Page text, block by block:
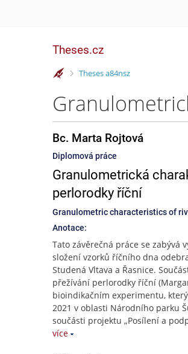
Theses.cz
>
Theses a84nsz
Bc. Marta Rojtová
Diplomová práce
Granulometrická
perlorodky říční
Granulometric characteristics of
Anotace:
Tato závěrečná práce se zabývá
složení vzorků říčního dna
Studená Vltava a Řasnice.
přežívání perlorodky říční
bioindikačním experimentu,
2021 v oblasti Národního parku
součásti projektu „Posílení a
více